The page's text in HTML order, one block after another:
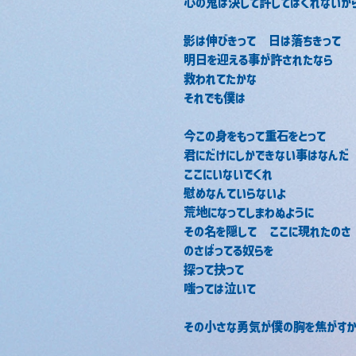
影は伸びきって　日は落ちきって
明日を迎える事が許されたなら
救われてたかな
それでも僕は
今この身をもって重石をとって
君にだけにしかできない事はなんだ
ここにいないでくれ
慰めなんていらないよ
荒地になってしまわぬように
その名を隠して　ここに現れたのさ
のさばってる奴らを
探って抉って
嗤っては泣いて
その小さな勇気が僕の胸を焦がす